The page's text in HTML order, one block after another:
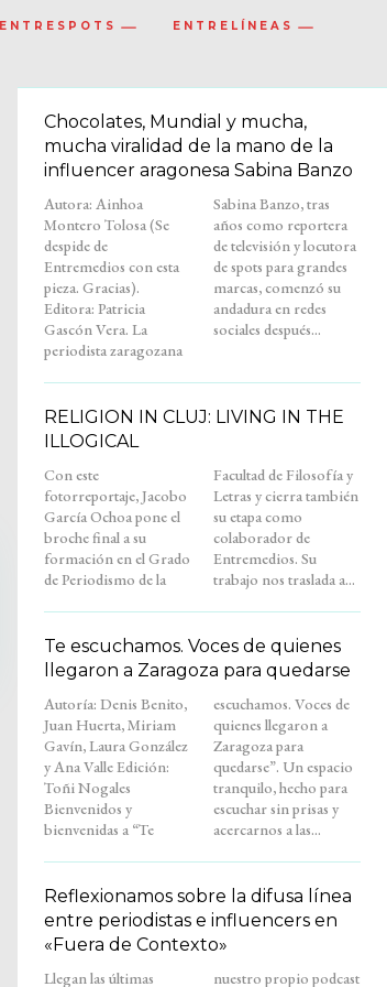
ENTRESPOTS ENTRELÍNEAS
Chocolates, Mundial y mucha,
mucha viralidad de la mano de la
influencer aragonesa Sabina Banzo
Autora: Ainhoa
Montero Tolosa (Se
despide de
Entremedios con esta
pieza. Gracias).
Editora: Patricia
Gascón Vera. La
periodista zaragozana
Sabina Banzo, tras
años como reportera
de televisión y locutora
de spots para grandes
marcas, comenzó su
andadura en redes
sociales después...
RELIGION IN CLUJ: LIVING IN THE
ILLOGICAL
Con este
fotorreportaje, Jacobo
García Ochoa pone el
broche final a su
formación en el Grado
de Periodismo de la
Facultad de Filosofía y
Letras y cierra también
su etapa como
colaborador de
Entremedios. Su
trabajo nos traslada a...
Te escuchamos. Voces de quienes
llegaron a Zaragoza para quedarse
Autoría: Denis Benito,
Juan Huerta, Miriam
Gavín, Laura González
y Ana Valle Edición:
Toñi Nogales
Bienvenidos y
bienvenidas a “Te
escuchamos. Voces de
quienes llegaron a
Zaragoza para
quedarse”. Un espacio
tranquilo, hecho para
escuchar sin prisas y
acercarnos a las...
Reflexionamos sobre la difusa línea
entre periodistas e influencers en
«Fuera de Contexto»
Llegan las últimas
nuestro propio podcast